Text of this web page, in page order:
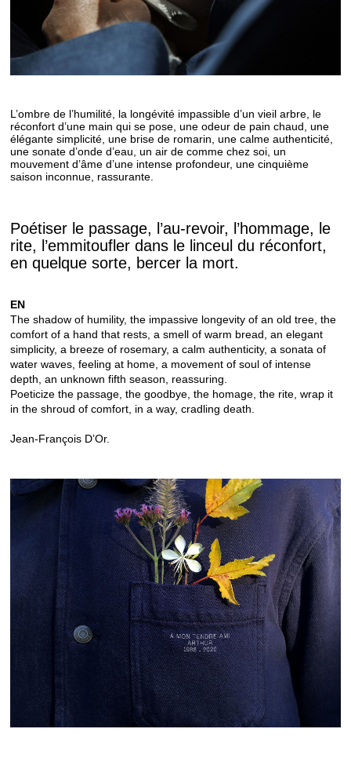
L’ombre de l’humilité, la longévité impassible d’un vieil arbre, le
réconfort d’une main qui se pose, une odeur de pain chaud, une
élégante simplicité, une brise de romarin, une calme authenticité,
une sonate d’onde d’eau, un air de comme chez soi, un
mouvement d’âme d’une intense profondeur, une cinquième
saison inconnue, rassurante.
Poétiser le passage, l’au-revoir, l’hommage, le
rite, l’emmitoufler dans le linceul du réconfort,
en quelque sorte, bercer la mort.
EN
The shadow of humility, the impassive longevity of an old tree, the
comfort of a hand that rests, a smell of warm bread, an elegant
simplicity, a breeze of rosemary, a calm authenticity, a sonata of
water waves, feeling at home, a movement of soul of intense
depth, an unknown fifth season, reassuring.
Poeticize the passage, the goodbye, the homage, the rite, wrap it
in the shroud of comfort, in a way, cradling death.
Jean-François D’Or.